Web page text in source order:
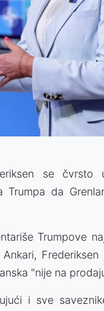
se čvrsto
Trumpa da
Trumpove
"nije na
i sve